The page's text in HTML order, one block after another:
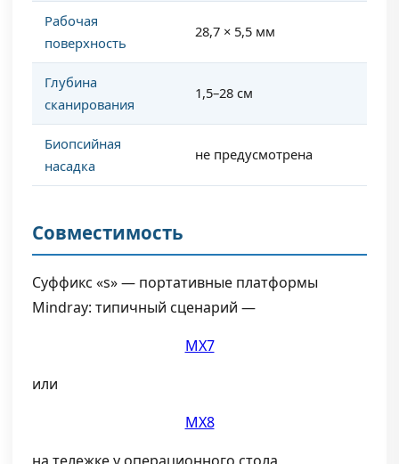
Рабочая
поверхность
28,7 × 5,5 мм
Глубина
сканирования
1,5–28 см
Биопсийная
насадка
не предусмотрена
Совместимость
Суффикс «s» — портативные платформы
Mindray: типичный сценарий —
MX7
или
MX8